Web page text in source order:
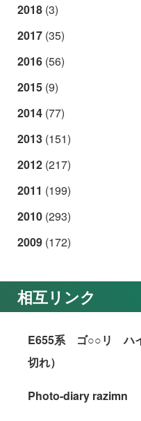
2018 (3)
2017 (35)
2016 (56)
2015 (9)
2014 (77)
2013 (151)
2012 (217)
2011 (199)
2010 (293)
2009 (172)
相互リンク
E655系 ゴ○○リ ハ
切れ）
Photo-diary razimn